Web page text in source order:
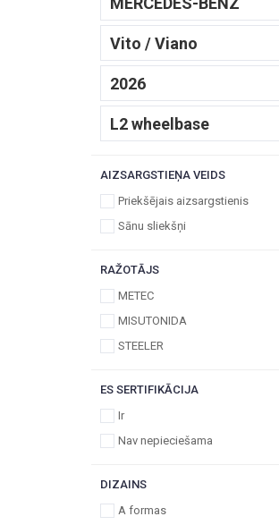
AIZSARGSTIEŅA VEIDS
Priekšējais aizsargstienis
Sānu sliekšņi
RAŽOTĀJS
METEC
MISUTONIDA
STEELER
ES SERTIFIKĀCIJA
Ir
Nav nepieciešama
DIZAINS
A formas